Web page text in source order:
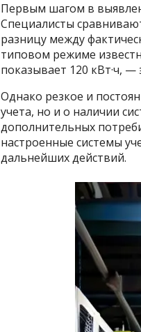
Первым шагом в
Специалисты
разницу между
типовом режиме
показывает 120 кВт·ч,
Однако резкое и
учета, но и о наличии
дополнительных
настроенные системы
дальнейших действий.